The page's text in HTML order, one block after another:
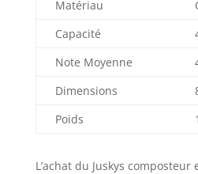
Matériau
Capacité
Note Moyenne
Dimensions
Poids
L’achat du Juskys composteur